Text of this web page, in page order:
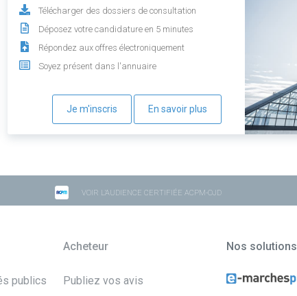
Télécharger des dossiers de consultation
Déposez votre candidature en 5 minutes
Répondez aux offres électroniquement
Soyez présent dans l'annuaire
Je m'inscris En savoir plus
VOIR L'AUDIENCE CERTIFIÉE ACPM-OJD
publics
Acheteur
Publiez vos avis
Nos solutions